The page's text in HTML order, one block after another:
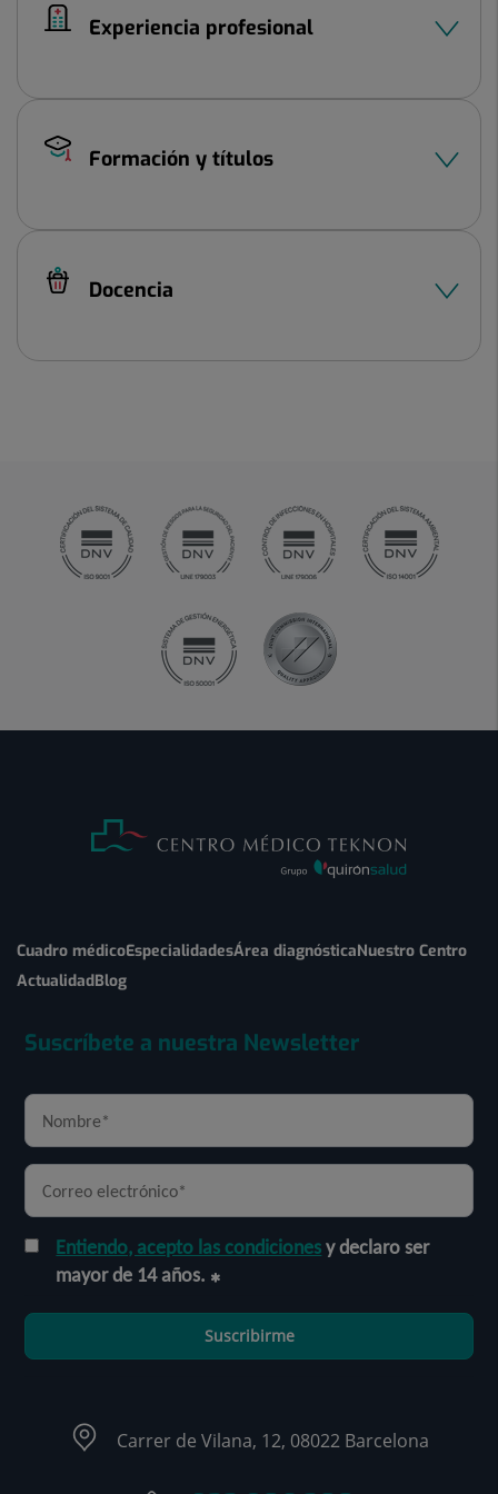
Experiencia profesional
Formación y títulos
Docencia
Cuadro médicoEspecialidadesÁrea diagnósticaNuestro Centro
ActualidadBlog
Suscríbete a nuestra Newsletter
Entiendo, acepto las condicionesy declaro ser
mayor de 14 años.
Suscribirme
Carrer de Vilana, 12, 08022 Barcelona